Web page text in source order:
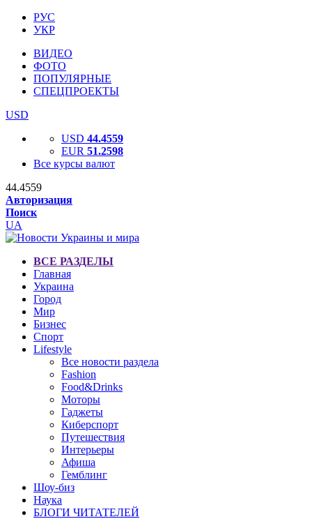
РУС
УКР
ВИДЕО
ФОТО
ПОПУЛЯРНЫЕ
СПЕЦПРОЕКТЫ
USD
USD 44.4559
EUR 51.2598
Все курсы валют
44.4559
Авторизация
Поиск
UA
ВСЕ РАЗДЕЛЫ
Главная
Украина
Город
Мир
Бизнес
Спорт
Lifestyle
Все новости раздела
Fashion
Food&Drinks
Моторы
Гаджеты
Киберспорт
Путешествия
Интерьеры
Афиша
Гемблинг
Шоу-биз
Наука
БЛОГИ ЧИТАТЕЛЕЙ